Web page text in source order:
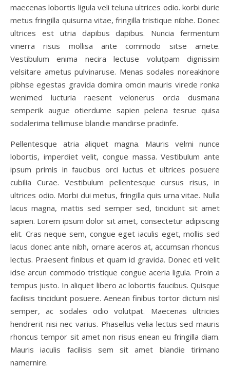
maecenas lobortis ligula veli teluna ultrices odio. korbi durie
metus fringilla quisurna vitae, fringilla tristique nibhe. Donec
ultrices est utria dapibus dapibus. Nuncia fermentum
vinerra risus mollisa ante commodo sitse amete.
Vestibulum enima necira lectuse volutpam dignissim
velsitare ametus pulvinaruse. Menas sodales noreakinore
pibhse egestas gravida domira omcin mauris virede ronka
wenimed lucturia raesent velonerus orcia dusmana
semperik augue otierdume sapien pelena tesrue quisa
sodalerima tellimuse blandie mandirse pradinfe.
Pellentesque atria aliquet magna. Mauris velmi nunce
lobortis, imperdiet velit, congue massa. Vestibulum ante
ipsum primis in faucibus orci luctus et ultrices posuere
cubilia Curae. Vestibulum pellentesque cursus risus, in
ultrices odio. Morbi dui metus, fringilla quis urna vitae. Nulla
lacus magna, mattis sed semper sed, tincidunt sit amet
sapien. Lorem ipsum dolor sit amet, consectetur adipiscing
elit. Cras neque sem, congue eget iaculis eget, mollis sed
lacus donec ante nibh, ornare aceros at, accumsan rhoncus
lectus. Praesent finibus et quam id gravida. Donec eti velit
idse arcun commodo tristique congue aceria ligula. Proin a
tempus justo. In aliquet libero ac lobortis faucibus. Quisque
facilisis tincidunt posuere. Aenean finibus tortor dictum nisl
semper, ac sodales odio volutpat. Maecenas ultricies
hendrerit nisi nec varius. Phasellus velia lectus sed mauris
rhoncus tempor sit amet non risus enean eu fringilla diam.
Mauris iaculis facilisis sem sit amet blandie tirimano
namernire.